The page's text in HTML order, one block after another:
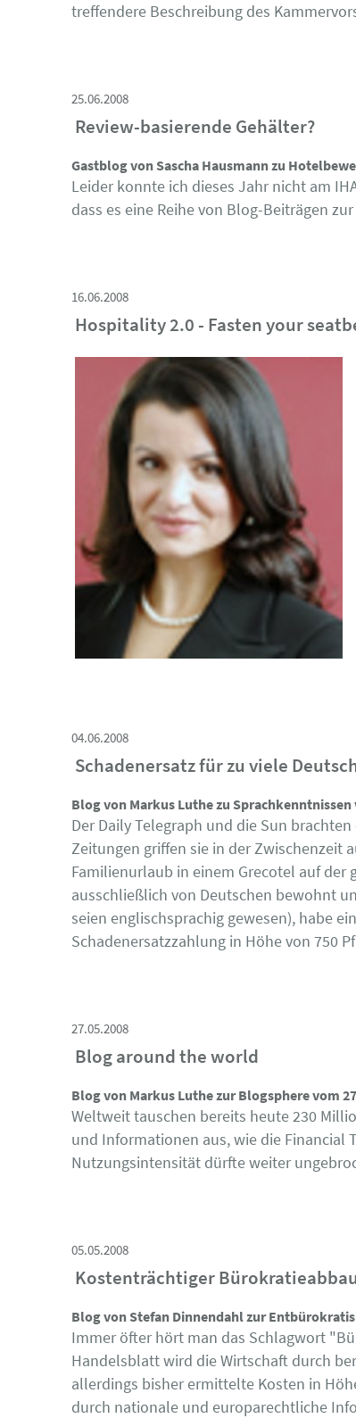
treffendere Beschreibung des
25.06.2008
Review-basierende Gehälter?
Gastblog von Sascha Hausmann zu
Leider konnte ich dieses Jahr nicht am
dass es eine Reihe von Blog-Beiträgen
16.06.2008
Hospitality 2.0 - Fasten your
04.06.2008
Schadenersatz für zu viele
Blog von Markus Luthe zu Sprachkenntnissen
Der Daily Telegraph und die Sun
Zeitungen griffen sie in der Zwischenzeit
Familienurlaub in einem Grecotel auf der
ausschließlich von Deutschen bewohnt
seien englischsprachig gewesen), habe
Schadenersatzzahlung in Höhe von 750
27.05.2008
Blog around the world
Blog von Markus Luthe zur Blogsphere vom
Weltweit tauschen bereits heute 230
und Informationen aus, wie die Financial
Nutzungsintensität dürfte weiter
05.05.2008
Kostenträchtiger Bürokratieabbau
Blog von Stefan Dinnendahl zur
Immer öfter hört man das Schlagwort
Handelsblatt wird die Wirtschaft durch
allerdings bisher ermittelte Kosten in
durch nationale und europarechtliche